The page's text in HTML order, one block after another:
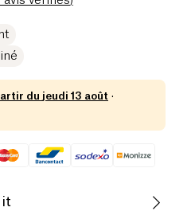
du jeudi 13 août ·